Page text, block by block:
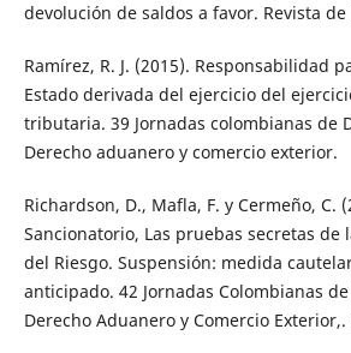
devolución de saldos a favor. Revista de
Ramírez, R. J. (2015). Responsabilidad
Estado derivada del ejercicio del
tributaria. 39 Jornadas colombianas de
Derecho aduanero y comercio exterior.
Richardson, D., Mafla, F. y Cermeño, C.
Sancionatorio, Las pruebas secretas de
del Riesgo. Suspensión: medida
anticipado. 42 Jornadas Colombianas
Derecho Aduanero y Comercio Exterior,.